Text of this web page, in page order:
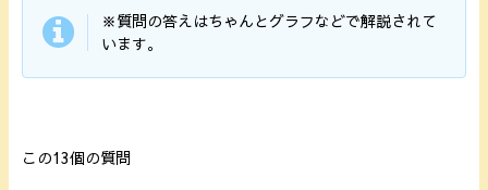
※質問の答えはちゃんとグラフなどで解説されて
います。
この13個の質問